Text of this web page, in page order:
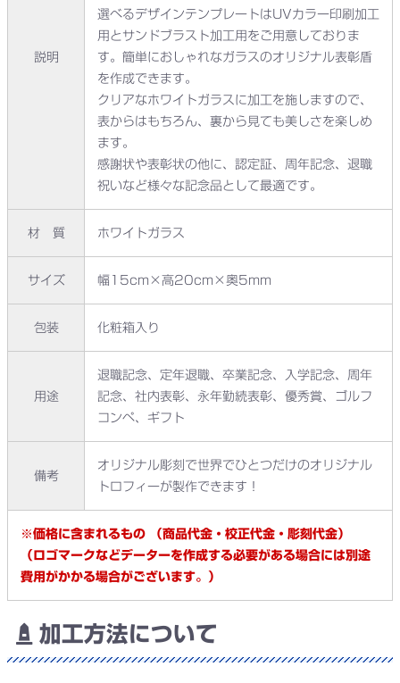
説明
選べるデザインテンプレートはUVカラー印刷加工
用とサンドブラスト加工用をご用意しておりま
す。簡単におしゃれなガラスのオリジナル表彰盾
を作成できます。
クリアなホワイトガラスに加工を施しますので、
表からはもちろん、裏から見ても美しさを楽しめ
ます。
感謝状や表彰状の他に、認定証、周年記念、退職
祝いなど様々な記念品として最適です。
材 質 ホワイトガラス
サイズ 幅15cm×高20cm×奥5mm
包装 化粧箱入り
用途
退職記念、定年退職、卒業記念、入学記念、周年
記念、社内表彰、永年勤続表彰、優秀賞、ゴルフ
コンペ、ギフト
備考
オリジナル彫刻で世界でひとつだけのオリジナル
トロフィーが製作できます！
※価格に含まれるもの （商品代金・校正代金・彫刻代金）
（ロゴマークなどデーターを作成する必要がある場合には別途
費用がかかる場合がございます。）
加工方法について